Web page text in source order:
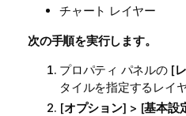
チャート レイヤー
次の手順を実行します。
プロパティ パネルの [
タイルを指定するレイ
[オプション] > [基本設